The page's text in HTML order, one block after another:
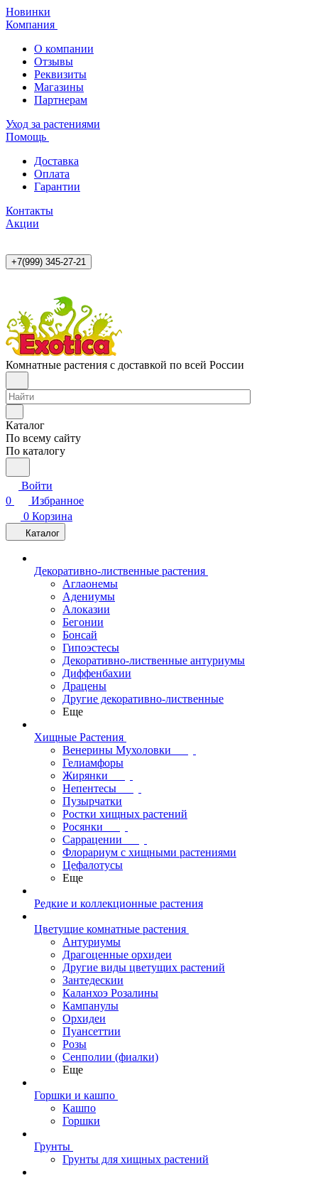
Новинки
Компания
О компании
Отзывы
Реквизиты
Магазины
Партнерам
Уход за растениями
Помощь
Доставка
Оплата
Гарантии
Контакты
Акции
+7(999) 345-27-21
Комнатные растения с доставкой по всей России
Каталог
По всему сайту
По каталогу
Войти
0
Избранное
0 Корзина
Каталог
Декоративно-лиственные растения
Аглаонемы
Адениумы
Алоказии
Бегонии
Бонсай
Гипоэстесы
Декоративно-лиственные антуриумы
Диффенбахии
Драцены
Другие декоративно-лиственные
Еще
Хищные Растения
Венерины Мухоловки
Гелиамфоры
Жирянки
Непентесы
Пузырчатки
Ростки хищных растений
Росянки
Саррацении
Флорариум с хищными растениями
Цефалотусы
Еще
Редкие и коллекционные растения
Цветущие комнатные растения
Антуриумы
Драгоценные орхидеи
Другие виды цветущих растений
Зантедескии
Каланхоэ Розалины
Кампанулы
Орхидеи
Пуансеттии
Розы
Сенполии (фиалки)
Еще
Горшки и кашпо
Кашпо
Горшки
Грунты
Грунты для хищных растений